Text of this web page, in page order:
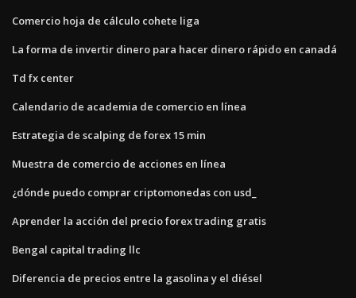
Comercio hoja de cálculo cohete liga
La forma de invertir dinero para hacer dinero rápido en canadá
Td fx center
Calendario de academia de comercio en línea
Estrategia de scalping de forex 15 min
Muestra de comercio de acciones en línea
¿dónde puedo comprar criptomonedas con usd_
Aprender la acción del precio forex trading gratis
Bengal capital trading llc
Diferencia de precios entre la gasolina y el diésel